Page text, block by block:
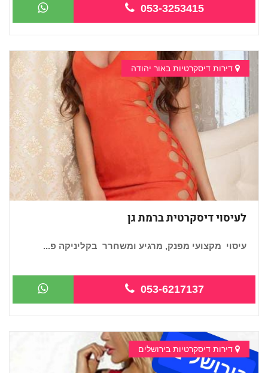
053-3253415
דירות דיסקרטיות באור יהודה
לעיסוי דיסקרטית ברמת גן
עיסוי מקצועי מפנק, מרגיע ומשחרר בקליניקה פ...
053-6217137
דירות דיסקרטיות בירושלים